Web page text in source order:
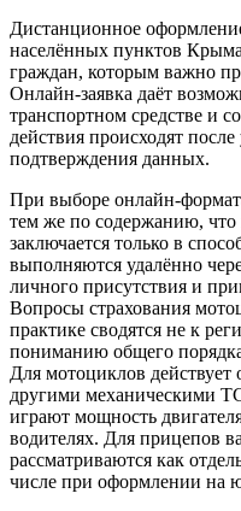
Дистанционное
населённых пунктов
граждан, которым важно
Онлайн‑заявка даёт
транспортном средстве и
действия происходят
подтверждения данных.
При выборе
тем же по содержанию,
заключается только в
выполняются удалённо
личного присутствия и
Вопросы страхования
практике сводятся не к
пониманию общего
Для мотоциклов действует
другими механическими
играют мощность
водителях. Для прицепов
рассматриваются как
числе при оформлении на